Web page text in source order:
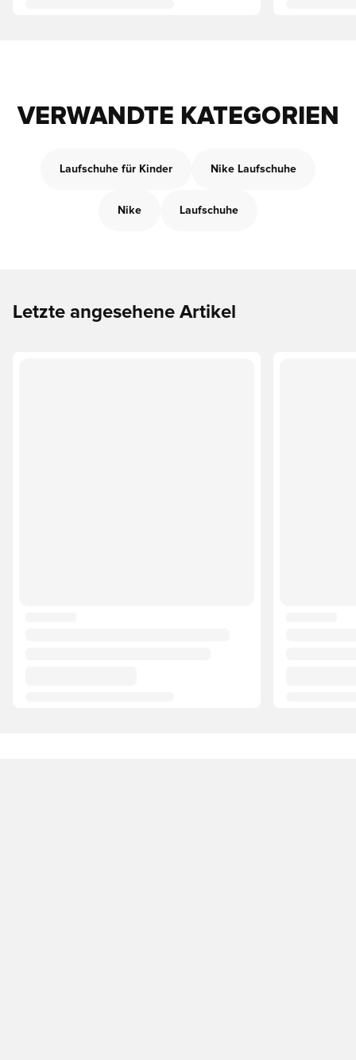
VERWANDTE KATEGORIEN
Laufschuhe für Kinder Nike Laufschuhe
Nike Laufschuhe
Letzte angesehene Artikel